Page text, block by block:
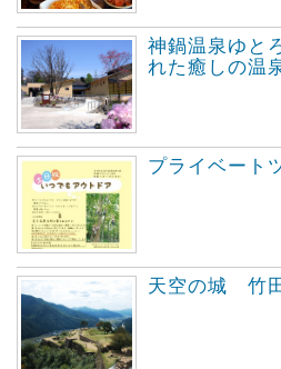
神鍋温泉ゆと
れた癒しの温
プライベート
天空の城 竹